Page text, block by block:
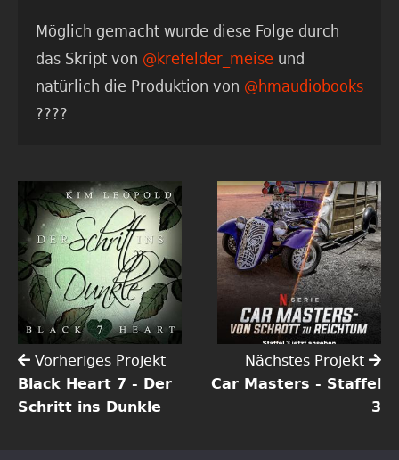
Möglich gemacht wurde diese Folge durch
das Skript von @krefelder_meise und
natürlich die Produktion von @hmaudiobooks
????
Vorheriges Projekt
Black Heart 7 - Der
Schritt ins Dunkle
Nächstes Projekt
Car Masters - Staffel
3